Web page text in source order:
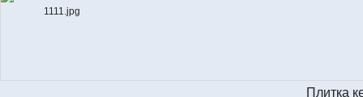
Плитка